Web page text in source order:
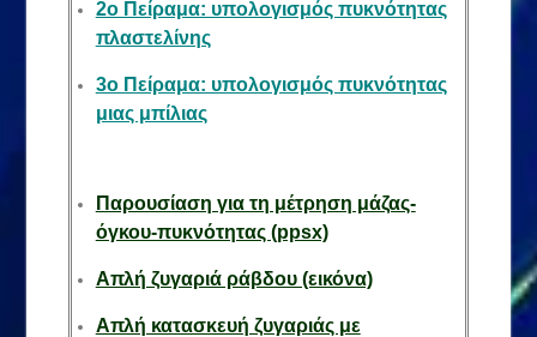
2ο Πείραμα: υπολογισμός πυκνότητας
πλαστελίνης
3ο Πείραμα: υπολογισμός πυκνότητας
μιας μπίλιας
Παρουσίαση για τη μέτρηση μάζας-
όγκου-πυκνότητας (ppsx)
Απλή ζυγαριά ράβδου (εικόνα)
Απλή κατασκευή ζυγαριάς με